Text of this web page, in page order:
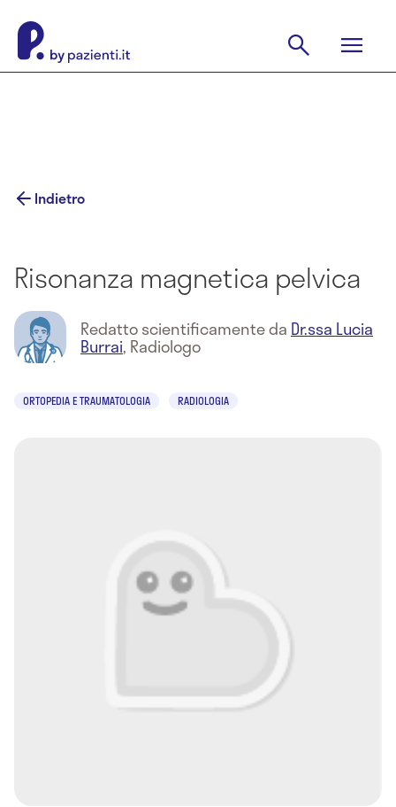
Indietro
Risonanza magnetica pelvica
Redatto scientificamente da Dr.ssa Lucia
Burrai, Radiologo
ORTOPEDIA E TRAUMATOLOGIA RADIOLOGIA